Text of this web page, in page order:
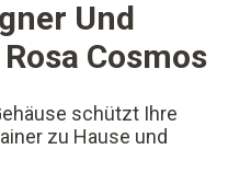
Und
Cosmos
schützt Ihre
zu Hause und